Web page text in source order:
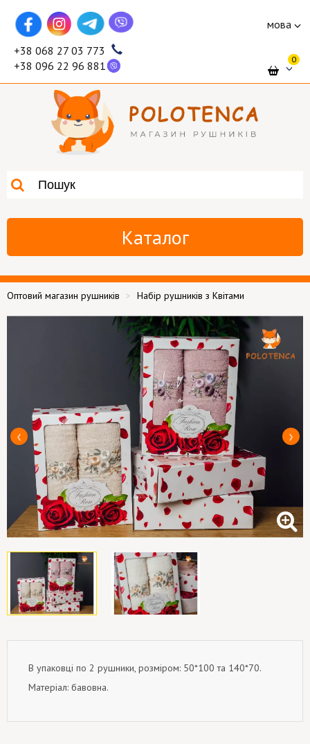
мова
+38 068 27 03 773
+38 096 22 96 881
0
Каталог
Оптовий магазин рушників Набір рушників з Квітами
В упаковці по 2 рушники, розміром: 50*100 та 140*70.
Матеріал: бавовна.